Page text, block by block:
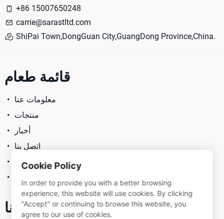
+86 15007650248
carrie@sarastltd.com
ShiPai Town,DongGuan City,GuangDong Province,China.
قائمة طعام
معلومات عنا
منتجات
أخبار
اتصل بنا
سياسة الخصوصية
تابعنا
Cookie Policy
In order to provide you with a better browsing
experience, this website will use cookies. By clicking
"Accept" or continuing to browse this website, you
agree to our use of cookies.